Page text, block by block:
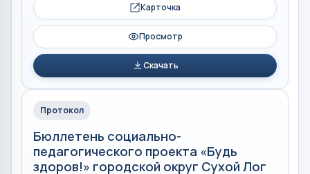
Карточка
Просмотр
Скачать
Протокол
Бюллетень социально-
педагогического проекта «Будь
здоров!» городской округ Сухой Лог